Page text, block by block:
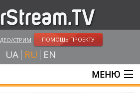
СТРИМ ПОМОЩЬ ПРОЕКТУ
UA RU EN
МЕНЮ